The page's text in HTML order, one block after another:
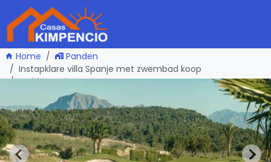
Home
Panden
Instapklare villa Spanje met zwembad koop
één pagina terug